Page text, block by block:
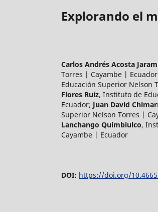
Explorando el
Carlos Andrés Acosta
Torres | Cayambe | Ecuador
Educación Superior Nelson
Flores Ruíz, Instituto de
Ecuador; Juan David
Superior Nelson Torres |
Lanchango Quimbiulco,
Cayambe | Ecuador
DOI: https://doi.org/